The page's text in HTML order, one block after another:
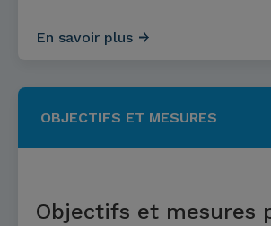
En savoir plus
OBJECTIFS ET MESURES
Objectifs et mesures